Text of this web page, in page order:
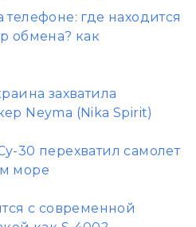
где находится
обмена? как
захватила
Neyma (Nika Spirit)
30 перехватил самолет
море
с современной